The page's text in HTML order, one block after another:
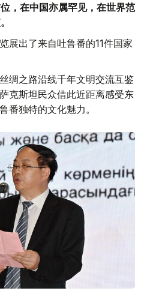
，在中国亦属罕见，在世界范
展出了来自吐鲁番的11件国家
绸之路沿线千年文明交流互鉴
克斯坦民众借此近距离感受东
番独特的文化魅力。